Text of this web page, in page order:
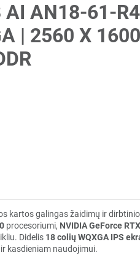
AI AN18-61-
| 2560 X
kartos galingas žaidimų ir
procesoriumi, NVIDIA GeForce
Didelis 18 colių WQXGA IPS
kasdieniam naudojimui.